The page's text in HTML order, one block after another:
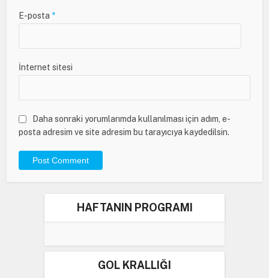
E-posta *
İnternet sitesi
Daha sonraki yorumlarımda kullanılması için adım, e-
posta adresim ve site adresim bu tarayıcıya kaydedilsin.
HAFTANIN PROGRAMI
GOL KRALLIĞI